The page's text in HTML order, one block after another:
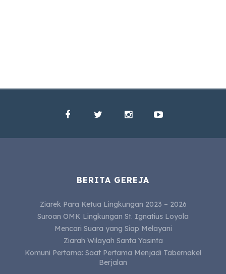
BERITA GEREJA
Ziarek Para Ketua Lingkungan 2023 – 2026
Suroan OMK Lingkungan St. Ignatius Loyola
Mencari Suara yang Siap Melayani
Ziarah Wilayah Santa Yasinta
Komuni Pertama: Saat Pertama Menjadi Tabernakel
Berjalan